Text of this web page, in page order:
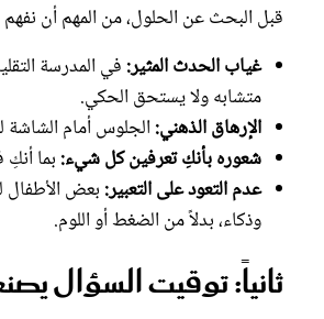
قبل البحث عن الحلول، من المهم أن
غياب الحدث المثير:في المدرسة
متشابه ولا يستحق الحكي.
الإرهاق الذهني:الجلوس أمام
شعوره بأنكِ تعرفين كل شيء:بما
عدم التعود على التعبير:بعض الأطفال
وذكاء، بدلاً من الضغط أو اللوم.
ثانياً: توقيت السؤال